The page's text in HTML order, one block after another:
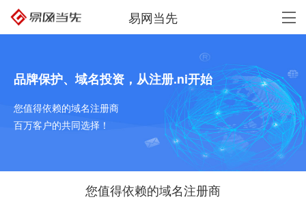
易网当先
品牌保护、域名投资，从注册.ni开始
您值得依赖的域名注册商
百万客户的共同选择！
您值得依赖的域名注册商